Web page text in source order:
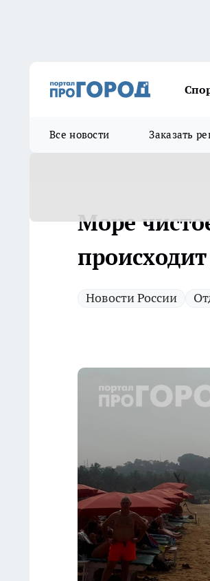
Все новости Заказать
Море
Новости России